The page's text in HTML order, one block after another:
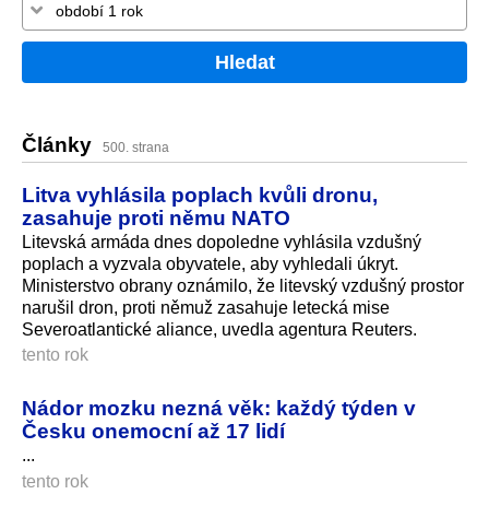
Hledat
Články 500. strana
Litva vyhlásila poplach kvůli dronu,
zasahuje proti němu NATO
Litevská armáda dnes dopoledne vyhlásila vzdušný
poplach a vyzvala obyvatele, aby vyhledali úkryt.
Ministerstvo obrany oznámilo, že litevský vzdušný prostor
narušil dron, proti němuž zasahuje letecká mise
Severoatlantické aliance, uvedla agentura Reuters.
tento rok
Nádor mozku nezná věk: každý týden v
Česku onemocní až 17 lidí
...
tento rok